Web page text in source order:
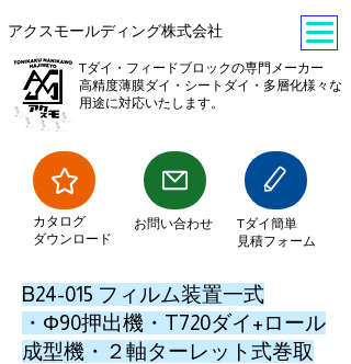
​お問い合わせ
Tダイ簡単
見積フォーム
​カタログ
ダウンロード
​アクスモールディング株式会社
Tダイ・フィードブロックの専門メーカー
​高精度薄膜ダイ・シートダイ・多層化様々な
用途に対応いたします。
B24-015 フィルム装置一式
・Φ90押出機・T720ダイ+ロール
成型機・２軸ターレット式巻取